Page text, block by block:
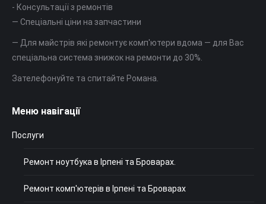
- Консультації з ремонтів
— Спеціальні ціни на запчастини
— Для майстрів які ремонтує комп'ютери вдома — для Вас
спеціальна система знижок на ремонти до 30%.
Зателефонуйте та спитайте Романа.
Меню навігації
Послуги
Ремонт ноутбука в Ірпені та Броварах.
Ремонт комп'ютерів в Ірпені та Броварах